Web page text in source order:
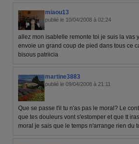
miaou13
publié le 10/04/2008 à 02:24
allez mon isablelle remonte toi je suis la vas
envoie un grand coup de pied dans tous ce
bisous patriicia
martine3883
publié le 09/04/2008 à 21:11
Que se passe t'il tu n'as pas le moral? Le
que tes douleurs vont s'estomper et que tt
moral je sais que le temps n'arrange rien du